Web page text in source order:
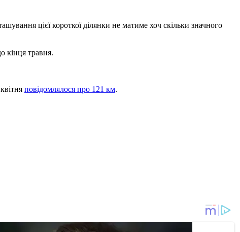
цієї короткої ділянки не матиме хоч скільки значного
кінця травня.
повідомлялося про 121 км.